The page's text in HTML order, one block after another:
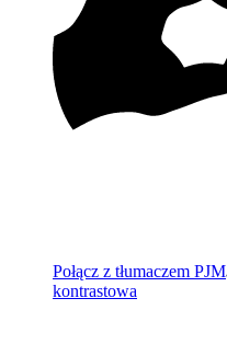
Połącz z tłumaczem PJM
kontrastowa